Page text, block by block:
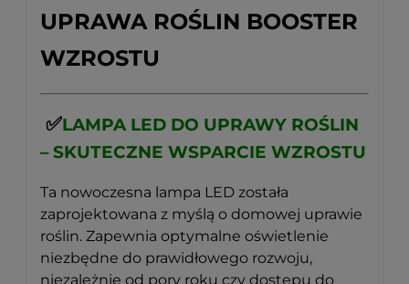
UPRAWA ROŚLIN BOOSTER
WZROSTU
✅LAMPA LED DO UPRAWY ROŚLIN
– SKUTECZNE WSPARCIE WZROSTU
Ta nowoczesna lampa LED została
zaprojektowana z myślą o domowej uprawie
roślin. Zapewnia optymalne oświetlenie
niezbędne do prawidłowego rozwoju,
niezależnie od pory roku czy dostępu do